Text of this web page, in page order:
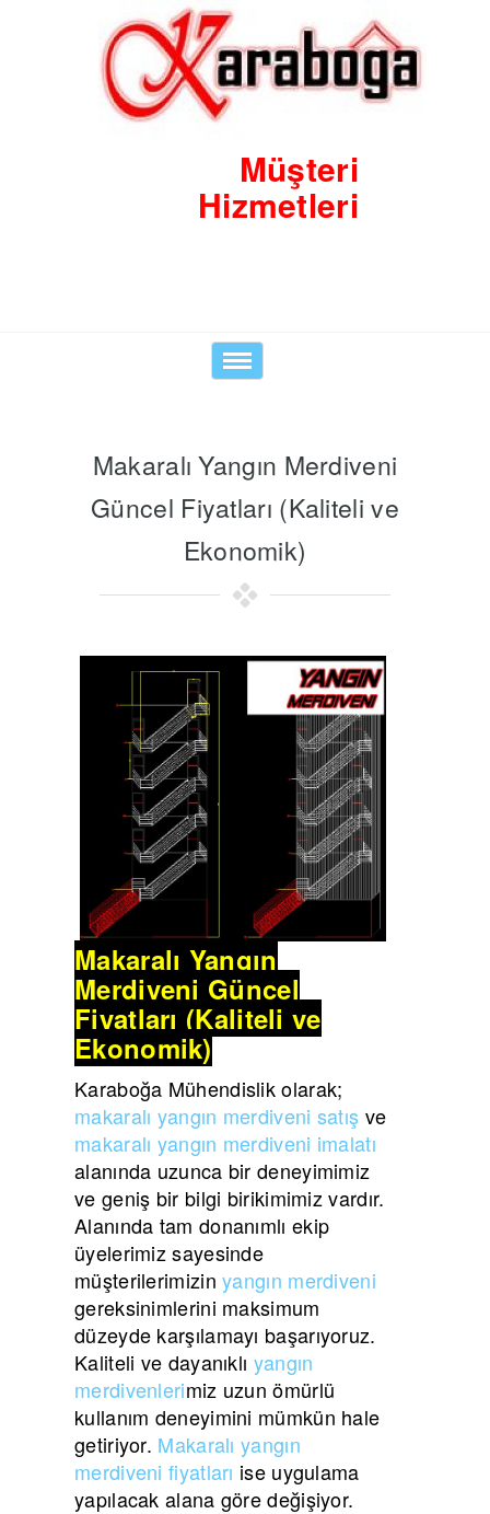
Müşteri
Hizmetleri
Toggle
navigation
Makaralı Yangın Merdiveni
Güncel Fiyatları (Kaliteli ve
Ekonomik)
Makaralı Yangın
Merdiveni Güncel
Fiyatları (Kaliteli ve
Ekonomik)
Karaboğa Mühendislik olarak;
makaralı yangın merdiveni satış ve
makaralı yangın merdiveni imalatı
alanında uzunca bir deneyimimiz
ve geniş bir bilgi birikimimiz vardır.
Alanında tam donanımlı ekip
üyelerimiz sayesinde
müşterilerimizinyangın merdiveni
gereksinimlerini maksimum
düzeyde karşılamayı başarıyoruz.
Kaliteli ve dayanıklı yangın
merdivenlerimiz uzun ömürlü
kullanım deneyimini mümkün hale
getiriyor. Makaralı yangın
merdiveni fiyatları ise uygulama
yapılacak alana göre değişiyor.